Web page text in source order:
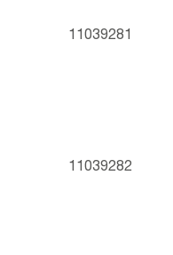
11039281
11039282